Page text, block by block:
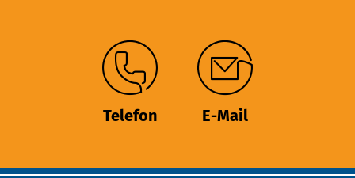
Telefon E-Mail